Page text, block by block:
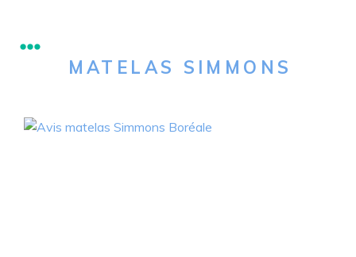
MATELAS SIMMONS